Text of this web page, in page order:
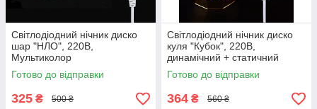
Світлодіодний нічник диско
шар "НЛО", 220В,
Мультиколор
Готово до відправки
325 ₴ 500 ₴
Світлодіодний нічник диско
куля "Кубок", 220В,
динамічний + статичний
режими, Мультиколор
Готово до відправки
364 ₴ 560 ₴